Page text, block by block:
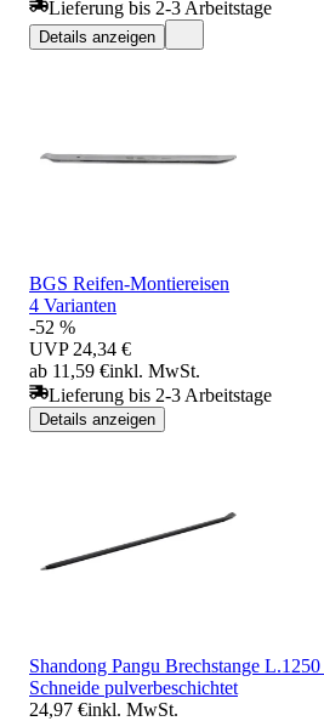
Lieferung bis 2-3 Arbeitstage
Details anzeigen
BGS Reifen-Montiereisen
4 Varianten
-52 %
UVP 24,34 €
ab 11,59 €inkl. MwSt.
Lieferung bis 2-3 Arbeitstage
Details anzeigen
Shandong Pangu Brechstange
Schneide pulverbeschichtet
24,97 €inkl. MwSt.